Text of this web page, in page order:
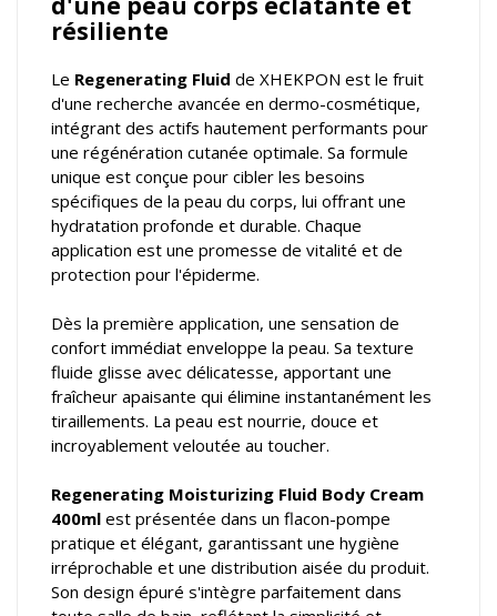
résiliente
Le Regenerating Fluid de XHEKPON est le fruit
d'une recherche avancée en dermo-cosmétique,
intégrant des actifs hautement performants pour
une régénération cutanée optimale. Sa formule
unique est conçue pour cibler les besoins
spécifiques de la peau du corps, lui offrant une
hydratation profonde et durable. Chaque
application est une promesse de vitalité et de
protection pour l'épiderme.
Dès la première application, une sensation de
confort immédiat enveloppe la peau. Sa texture
fluide glisse avec délicatesse, apportant une
fraîcheur apaisante qui élimine instantanément les
tiraillements. La peau est nourrie, douce et
incroyablement veloutée au toucher.
Regenerating Moisturizing Fluid Body Cream
400ml est présentée dans un flacon-pompe
pratique et élégant, garantissant une hygiène
irréprochable et une distribution aisée du produit.
Son design épuré s'intègre parfaitement dans